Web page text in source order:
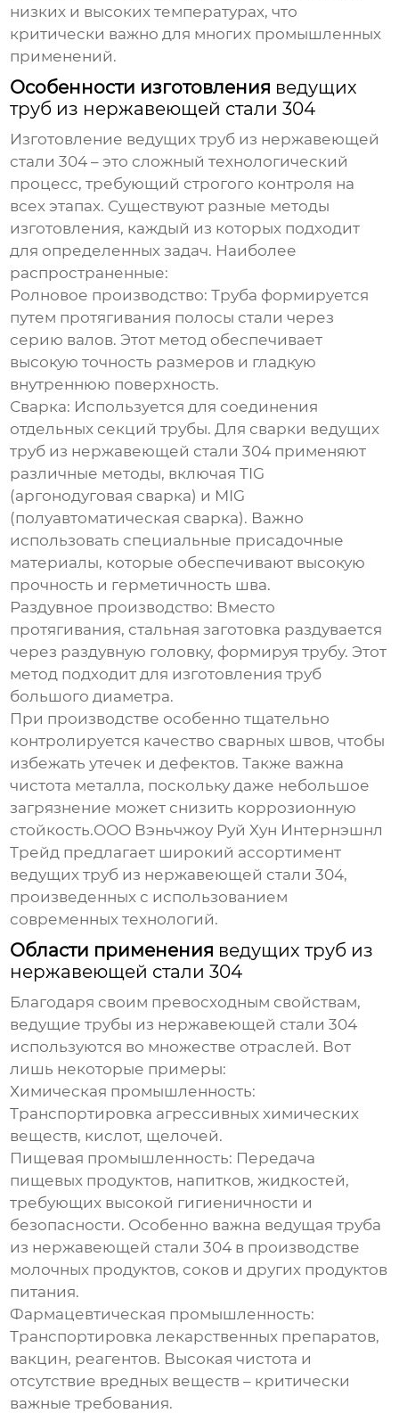
низких и высоких температурах, что
критически важно для многих промышленных
применений.
Особенности изготовления ведущих
труб из нержавеющей стали 304
Изготовление ведущих труб из нержавеющей
стали 304 – это сложный технологический
процесс, требующий строгого контроля на
всех этапах. Существуют разные методы
изготовления, каждый из которых подходит
для определенных задач. Наиболее
распространенные:
Ролновое производство: Труба формируется
путем протягивания полосы стали через
серию валов. Этот метод обеспечивает
высокую точность размеров и гладкую
внутреннюю поверхность.
Сварка: Используется для соединения
отдельных секций трубы. Для сварки ведущих
труб из нержавеющей стали 304 применяют
различные методы, включая TIG
(аргонодуговая сварка) и MIG
(полуавтоматическая сварка). Важно
использовать специальные присадочные
материалы, которые обеспечивают высокую
прочность и герметичность шва.
Раздувное производство: Вместо
протягивания, стальная заготовка раздувается
через раздувную головку, формируя трубу. Этот
метод подходит для изготовления труб
большого диаметра.
При производстве особенно тщательно
контролируется качество сварных швов, чтобы
избежать утечек и дефектов. Также важна
чистота металла, поскольку даже небольшое
загрязнение может снизить коррозионную
стойкость.ООО Вэньчжоу Руй Хун Интернэшнл
Трейд предлагает широкий ассортимент
ведущих труб из нержавеющей стали 304,
произведенных с использованием
современных технологий.
Области применения ведущих труб из
нержавеющей стали 304
Благодаря своим превосходным свойствам,
ведущие трубы из нержавеющей стали 304
используются во множестве отраслей. Вот
лишь некоторые примеры:
Химическая промышленность:
Транспортировка агрессивных химических
веществ, кислот, щелочей.
Пищевая промышленность: Передача
пищевых продуктов, напитков, жидкостей,
требующих высокой гигиеничности и
безопасности. Особенно важна ведущая труба
из нержавеющей стали 304 в производстве
молочных продуктов, соков и других продуктов
питания.
Фармацевтическая промышленность:
Транспортировка лекарственных препаратов,
вакцин, реагентов. Высокая чистота и
отсутствие вредных веществ – критически
важные требования.